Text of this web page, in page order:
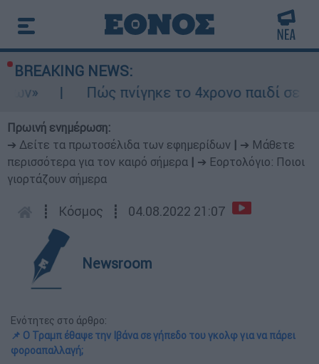
BREAKING NEWS:
Πώς πνίγηκε το 4χρονο παιδί σε πισίνα
Πρωινή ενημέρωση:
➔ Δείτε τα πρωτοσέλιδα των εφημερίδων
➔ Μάθετε
περισσότερα για τον καιρό σήμερα
➔ Εορτολόγιο: Ποιοι
γιορτάζουν σήμερα
┋ Κόσμος ┋ 04.08.2022 21:07
Newsroom
Ενότητες στο άρθρο:
📌 Ο Τραμπ έθαψε την Ιβάνα σε γήπεδο του γκολφ για να πάρει
φοροαπαλλαγή;